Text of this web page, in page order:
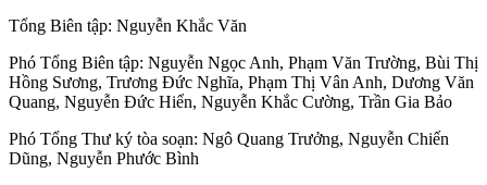
Tổng Biên tập: Nguyễn Khắc Văn
Phó Tổng Biên tập: Nguyễn Ngọc Anh, Phạm Văn Trường, Bùi Thị
Hồng Sương, Trương Đức Nghĩa, Phạm Thị Vân Anh, Dương Văn
Quang, Nguyễn Đức Hiển, Nguyễn Khắc Cường, Trần Gia Bảo
Phó Tổng Thư ký tòa soạn: Ngô Quang Trưởng, Nguyễn Chiến
Dũng, Nguyễn Phước Bình